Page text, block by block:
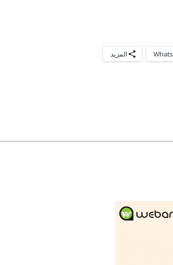
المزيد